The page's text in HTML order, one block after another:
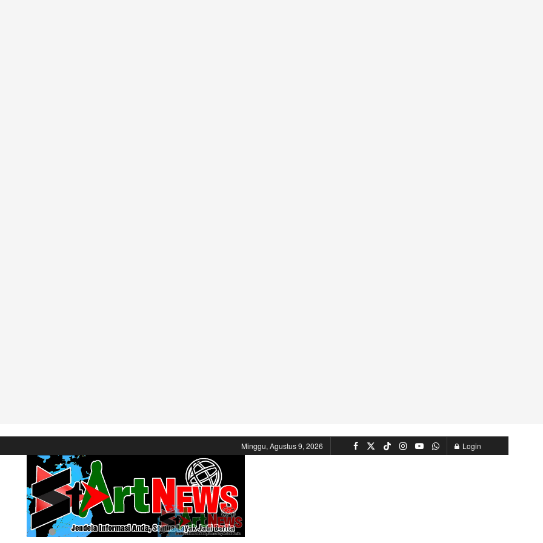
Minggu, Agustus 9, 2026 Login